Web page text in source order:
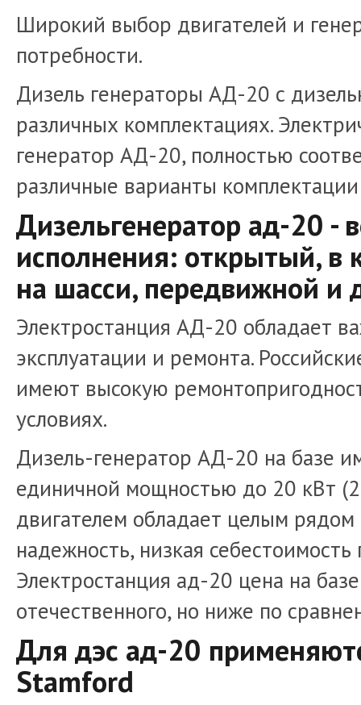
Широкий выбор двигателей и
потребности.
Дизель генераторы АД-20 с
различных комплектациях.
генератор АД-20, полностью
различные варианты
Дизельгенератор ад-20
исполнения: открытый, в
на шасси, передвижной и
Электростанция АД-20 обладает
эксплуатации и ремонта.
имеют высокую
условиях.
Дизель-генератор АД-20 на базе
единичной мощностью до 20 кВт
двигателем обладает целым
надежность, низкая
Электростанция ад-20 цена на
отечественного, но ниже по
Для дэс ад-20
Stamford